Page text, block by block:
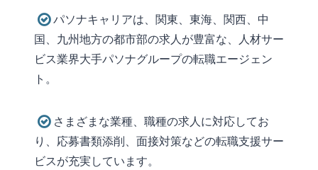
パソナキャリアは、関東、東海、関西、中
国、九州地方の都市部の求人が豊富な、人材サー
ビス業界大手パソナグループの転職エージェン
ト。
さまざまな業種、職種の求人に対応してお
り、応募書類添削、面接対策などの転職支援サー
ビスが充実しています。